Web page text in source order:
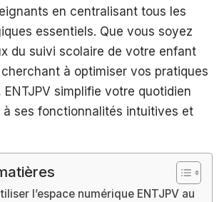
en centralisant tous les
essentiels. Que vous soyez
du suivi scolaire de votre enfant
à optimiser vos pratiques
simplifie votre quotidien
ses fonctionnalités intuitives et
l’espace numérique ENTJPV au